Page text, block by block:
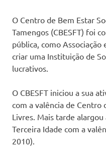
de
Freguesia
de
Tamengos
é
instituição
de
solidariedade
social
(IPSS),
O Centro de Bem Estar
Tamengos (CBESFT) foi
pública, como
criar uma Instituição de
lucrativos.
O CBESFT iniciou a sua
com a valência de Centro
Livres. Mais tarde
Terceira Idade com a
2010).